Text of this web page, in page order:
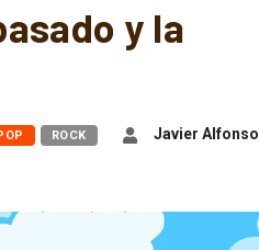
y la
ROCK Javier Alfonso